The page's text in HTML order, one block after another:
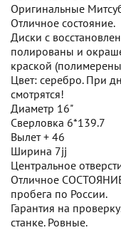
Оригинальные
Отличное состояние.
Диски с
полированы и
краской
Цвет: серебро. При
смотрятся!
Диаметр 16"
Сверловка 6*139.7
Вылет + 46
Ширина 7jj
Центральное
Отличное
пробега по России.
Гарантия на
станке. Ровные.